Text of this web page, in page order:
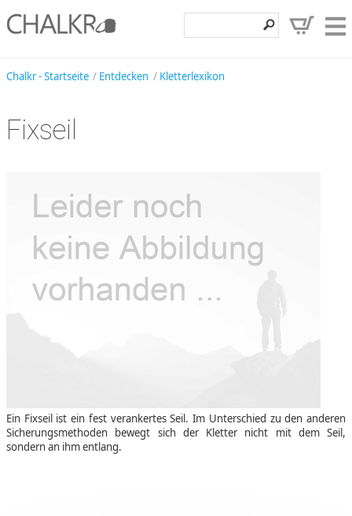
Chalkr - Startseite Entdecken Kletterlexikon
Fixseil
Ein Fixseil ist ein fest verankertes Seil. Im Unterschied zu den anderen
Sicherungsmethoden bewegt sich der Kletter nicht mit dem Seil,
sondern an ihm entlang.